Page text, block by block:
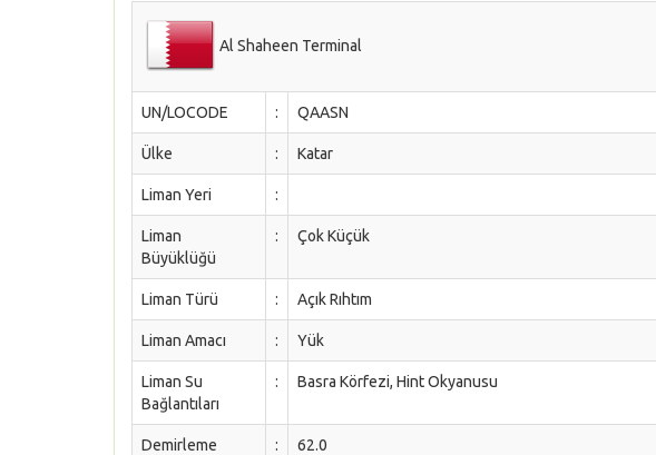
Al Shaheen Terminal
UN/LOCODE : QAASN
Ülke : Katar
Liman Yeri :
Liman
Büyüklüğü
: Çok Küçük
Liman Türü : Açık Rıhtım
Liman Amacı : Yük
Liman Su
Bağlantıları
: Basra Körfezi, Hint Okyanusu
Demirleme
: 62.0